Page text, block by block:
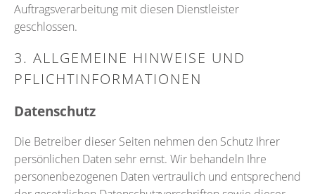
Auftragsverarbeitung mit diesen Dienstleister
geschlossen.
3. ALLGEMEINE HINWEISE UND
PFLICHTINFORMATIONEN
Datenschutz
Die Betreiber dieser Seiten nehmen den Schutz Ihrer
persönlichen Daten sehr ernst. Wir behandeln Ihre
personenbezogenen Daten vertraulich und entsprechend